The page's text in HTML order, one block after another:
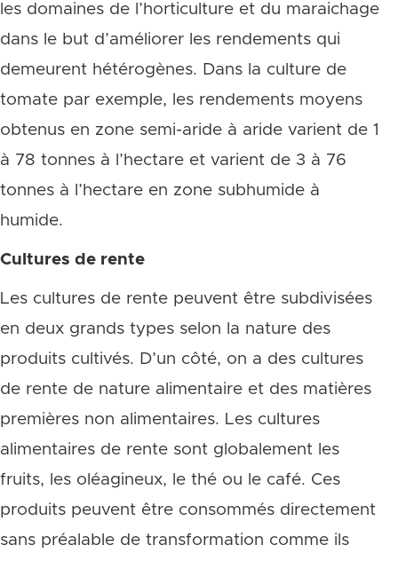
les domaines de l’horticulture et du maraichage
dans le but d’améliorer les rendements qui
demeurent hétérogènes. Dans la culture de
tomate par exemple, les rendements moyens
obtenus en zone semi-aride à aride varient de 1
à 78 tonnes à l’hectare et varient de 3 à 76
tonnes à l’hectare en zone subhumide à
humide.
Cultures de rente
Les cultures de rente peuvent être subdivisées
en deux grands types selon la nature des
produits cultivés. D’un côté, on a des cultures
de rente de nature alimentaire et des matières
premières non alimentaires. Les cultures
alimentaires de rente sont globalement les
fruits, les oléagineux, le thé ou le café. Ces
produits peuvent être consommés directement
sans préalable de transformation comme ils